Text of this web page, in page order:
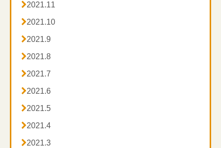
2021.11
2021.10
2021.9
2021.8
2021.7
2021.6
2021.5
2021.4
2021.3